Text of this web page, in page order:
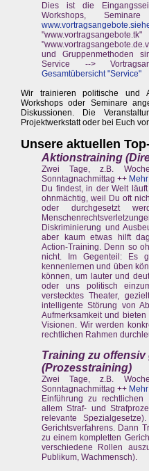
Dies ist die
Workshops,
und Gruppenmethoden
Service -->
Gesamtübersicht "Service"
Wir trainieren politische und
Workshops oder Seminare
Diskussionen. Die
Projektwerkstatt oder bei Euch
Unsere aktuellen
Aktionstraining
Zwei Tage, z.B.
Sonntagnachmittag ++
Du findest, in der Welt
ohnmächtig, weil Du oft
oder durchgesetzt
Diskriminierung und
aber kaum etwas hilft
Action-Training. Denn so
nicht. Im Gegenteil: Es
kennenlernen und üben
können, um lauter und
oder uns politisch
verstecktes Theater,
intelligente Störung von
Aufmerksamkeit und
Visionen. Wir werden
rechtlichen Rahmen
Training zu
(Prozesstraining)
Zwei Tage, z.B.
Sonntagnachmittag ++
Einführung zu
allem Straf- und
relevante
Gerichtsverfahrens. Dann
zu einem kompletten
verschiedene Rollen
Publikum, Wachmensch).